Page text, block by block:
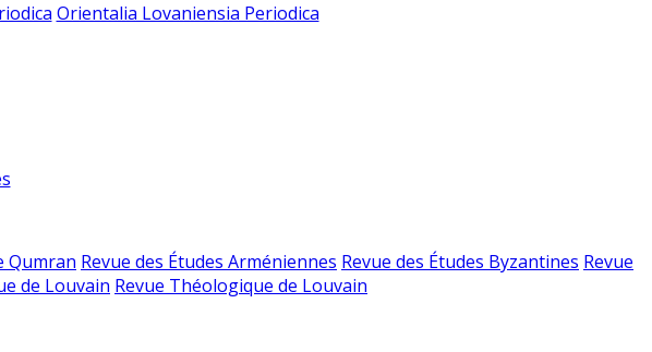
Orientalia Lovaniensia Periodica
Qumran Revue des Études Arméniennes Revue des Études Byzantines Revue
de Louvain Revue Théologique de Louvain